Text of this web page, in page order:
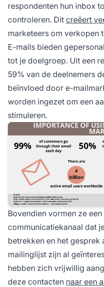
respondenten hun inbox
controleren. Dit creëert
marketeers om verkopen
E-mails bieden
tot je doelgroep. Uit een
59% van de deelnemers
beïnvloed door e-
worden ingezet om een
stimuleren.
Bovendien vormen ze
communicatiekanaal dat
betrekken en het gesprek
mailinglijst zijn al
hebben zich vrijwillig
deze contacten naar een